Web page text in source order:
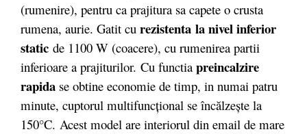
(rumenire), pentru ca prajitura sa capete o crusta
rumena, aurie. Gatit cu rezistenta la nivel inferior
static de 1100 W (coacere), cu rumenirea partii
inferioare a prajiturilor. Cu functia preincalzire
rapida se obtine economie de timp, in numai patru
minute, cuptorul multifuncţional se încălzeşte la
150°C. Acest model are interiorul din email de mare